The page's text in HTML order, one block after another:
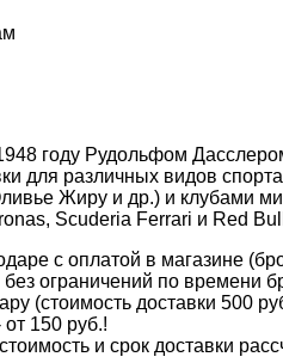
году Рудольфом
для различных видов
Жиру и др.) и клубами
Scuderia Ferrari и Red
с оплатой в магазине
ограничений по времени
(стоимость доставки 500
150 руб.!
и срок доставки